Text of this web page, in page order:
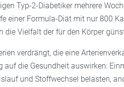
Typ-2-Diabetiker mehrere
einer Formula-Diät mit nur 800
die Vielfalt der für den Körper
verdrängt, die eine
die Gesundheit auswirken:
und Stoffwechsel belasten,